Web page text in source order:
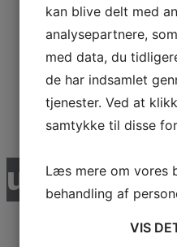
1RU
Emma
Læs mere
udvalgte
kan blive delt med
analysepartnere,
med data, du
de har indsamlet
tjenester. Ved at
samtykke til disse
Læs mere om vores
behandling af
VIS